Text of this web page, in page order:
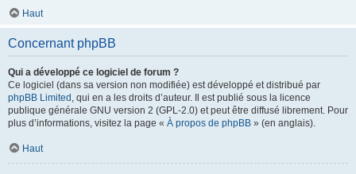
Haut
Concernant phpBB
Qui a développé ce logiciel de forum ?
Ce logiciel (dans sa version non modifiée) est développé et distribué par
phpBB Limited , qui en a les droits d’auteur. Il est publié sous la licence
publique générale GNU version 2 (GPL-2.0) et peut être diffusé librement. Pour
plus d’informations, visitez la page « À propos de phpBB » (en anglais).
Haut